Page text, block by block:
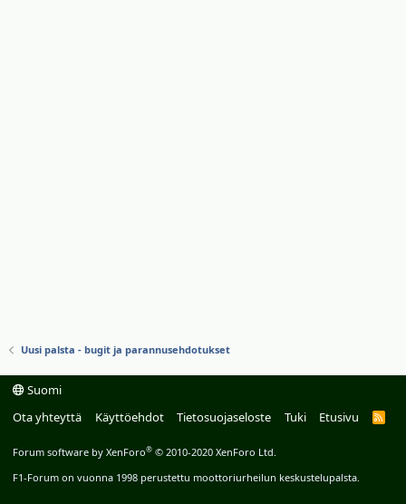
Uusi palsta - bugit ja parannusehdotukset
Suomi
Ota yhteyttä
Käyttöehdot Tietosuojaseloste Tuki Etusivu
R
Forum software by XenForo® © 2010-2020 XenForo Ltd.
F1-Forum on vuonna 1998 perustettu moottoriurheilun keskustelupalsta.